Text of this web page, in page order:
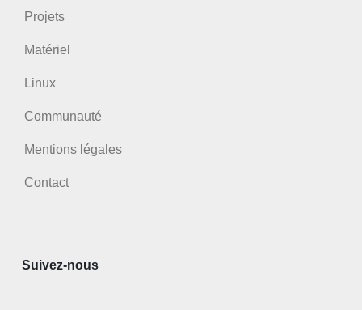
Projets
Matériel
Linux
Communauté
Mentions légales
Contact
Suivez-nous